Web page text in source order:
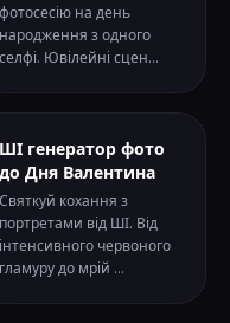
фотосесію на день
народження з одного
селфі. Ювілейні сцен...
ШІ генератор фото
до Дня Валентина
Святкуй кохання з
портретами від ШІ. Від
інтенсивного червоного
гламуру до мрій ...